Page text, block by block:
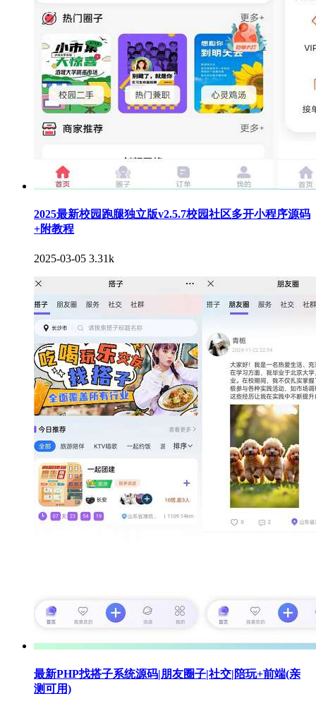
2025最新校园跑腿独立版v2.5.7校园社区多开小程序源码
+附教程
2025-03-05 3.31k
最新PHP找搭子系统源码|朋友圈子|社交|陪玩+前端(亲
测可用)